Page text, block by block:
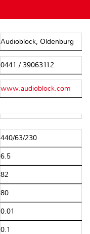
Audioblock, Oldenburg
0441 / 39063112
www.audioblock.com
440/63/230
6.5
82
80
0.01
0.1